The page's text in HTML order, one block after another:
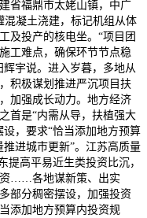
省福鼎市太姥山镇，中广
混凝土浇建，标记机组从体
及投产的核电坐。“项目团
工难点，确保环节节点稳
宇说。进入岁暮，多地从
积极谋划推进严沉项目扶
加强成长动力。地方经济
首是“内需从导，扶植强大
，要求“恰当添加地方预算
推进城市更新”。江苏高质量
提高平易近生类投资比沉，
资……各地谋新策、出实
部分稠密摆设，加强投资
添加地方预算内投资规